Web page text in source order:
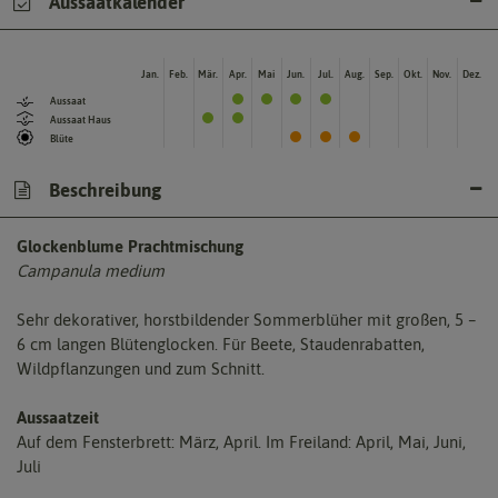
Aussaat
Aussaat Haus
Blüte
Jan. Feb. Mär. Apr. Mai Jun. Jul. Aug. Sep. Okt. Nov. Dez.
Beschreibung
Glockenblume Prachtmischung
Campanula medium
Sehr dekorativer, horstbildender Sommerblüher mit großen, 5 –
6 cm langen Blütenglocken. Für Beete, Staudenrabatten,
Wildpflanzungen und zum Schnitt.
Aussaatzeit
Auf dem Fensterbrett: März, April. Im Freiland: April, Mai, Juni,
Juli